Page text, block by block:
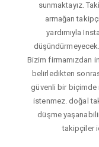
sunmaktayız.
armağan
yardımıyla
Bizim firmamızdan
belirledikten
güvenli bir biçimde
istenmez. doğal
düşme
takipçiler